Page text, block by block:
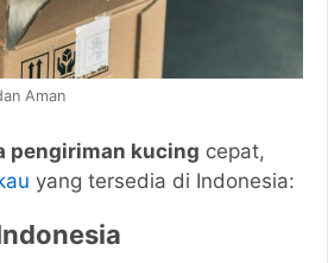
Aman
pengiriman kucing cepat,
yang tersedia di Indonesia: